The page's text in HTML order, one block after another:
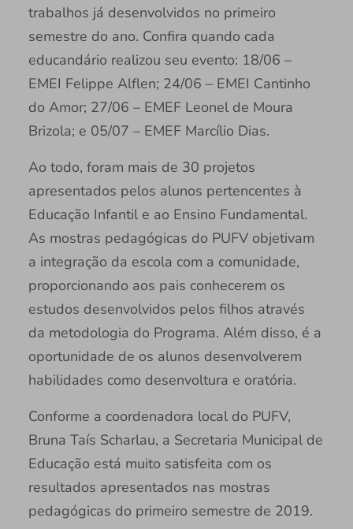
trabalhos já desenvolvidos no primeiro
semestre do ano. Confira quando cada
educandário realizou seu evento: 18/06 –
EMEI Felippe Alflen; 24/06 – EMEI Cantinho
do Amor; 27/06 – EMEF Leonel de Moura
Brizola; e 05/07 – EMEF Marcílio Dias.
Ao todo, foram mais de 30 projetos
apresentados pelos alunos pertencentes à
Educação Infantil e ao Ensino Fundamental.
As mostras pedagógicas do PUFV objetivam
a integração da escola com a comunidade,
proporcionando aos pais conhecerem os
estudos desenvolvidos pelos filhos através
da metodologia do Programa. Além disso, é a
oportunidade de os alunos desenvolverem
habilidades como desenvoltura e oratória.
Conforme a coordenadora local do PUFV,
Bruna Taís Scharlau, a Secretaria Municipal de
Educação está muito satisfeita com os
resultados apresentados nas mostras
pedagógicas do primeiro semestre de 2019.